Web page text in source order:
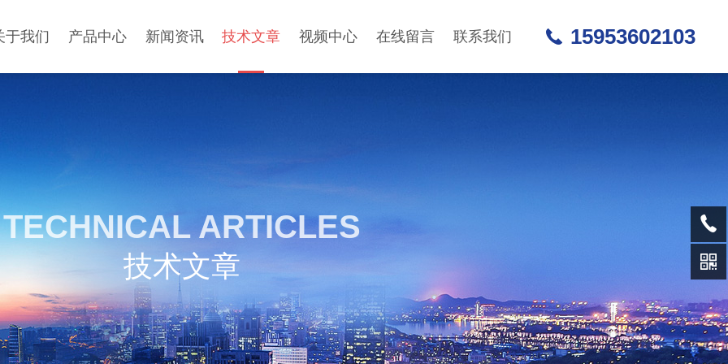
于我们 产品中心 新闻资讯 技术文章 视频中心 在线留言 联系我们 15953602103
TECHNICAL ARTICLES
技术文章